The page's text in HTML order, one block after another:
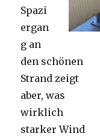
Spazi
ergan
g an
den schönen
Strand zeigt
aber, was
wirklich
starker Wind